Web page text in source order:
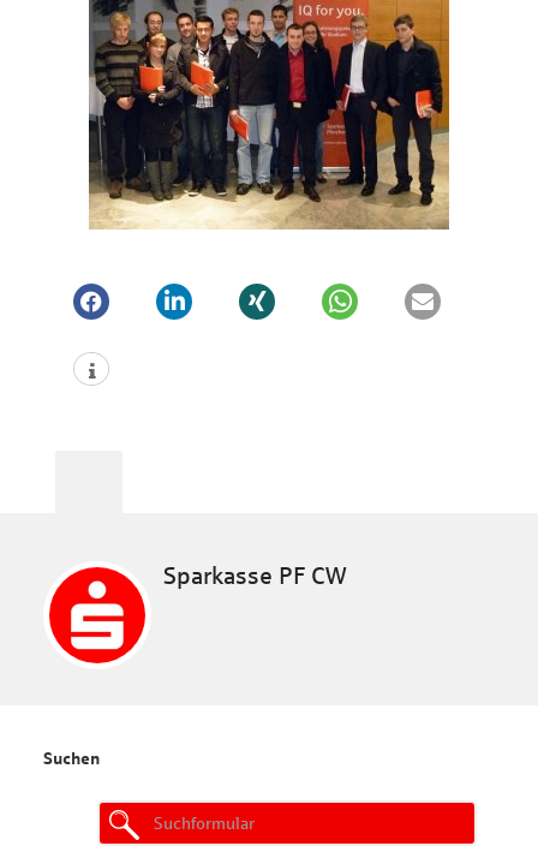
Sparkasse PF CW
Suchen
Search